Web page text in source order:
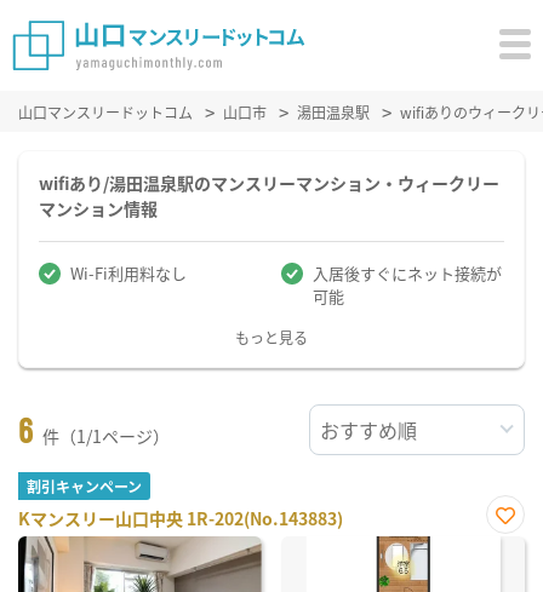
山口マンスリードットコム 山口市 湯田温泉駅 wifiありのウィーク
wifiあり/湯田温泉駅のマンスリーマンション・ウィークリー
マンション情報
Wi-Fi利用料なし
入居後すぐにネット接続が
可能
もっと見る
6 件（1/1ページ）
割引キャンペーン
Kマンスリー山口中央 1R-202(No.143883)
お気